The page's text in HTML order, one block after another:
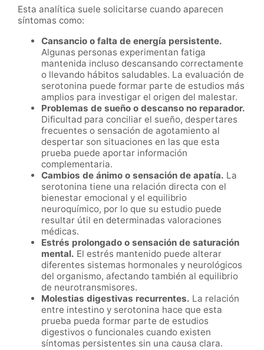
Esta analítica suele solicitarse cuando aparecen
síntomas como:
Cansancio o falta de energía persistente.
Algunas personas experimentan fatiga
mantenida incluso descansando correctamente
o llevando hábitos saludables. La evaluación de
serotonina puede formar parte de estudios más
amplios para investigar el origen del malestar.
Problemas de sueño o descanso no reparador.
Dificultad para conciliar el sueño, despertares
frecuentes o sensación de agotamiento al
despertar son situaciones en las que esta
prueba puede aportar información
complementaria.
Cambios de ánimo o sensación de apatía. La
serotonina tiene una relación directa con el
bienestar emocional y el equilibrio
neuroquímico, por lo que su estudio puede
resultar útil en determinadas valoraciones
médicas.
Estrés prolongado o sensación de saturación
mental. El estrés mantenido puede alterar
diferentes sistemas hormonales y neurológicos
del organismo, afectando también al equilibrio
de neurotransmisores.
Molestias digestivas recurrentes. La relación
entre intestino y serotonina hace que esta
prueba pueda formar parte de estudios
digestivos o funcionales cuando existen
síntomas persistentes sin una causa clara.